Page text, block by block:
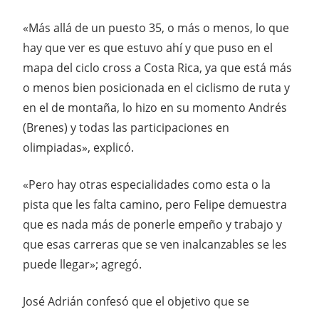
«Más allá de un puesto 35, o más o menos, lo que
hay que ver es que estuvo ahí y que puso en el
mapa del ciclo cross a Costa Rica, ya que está más
o menos bien posicionada en el ciclismo de ruta y
en el de montaña, lo hizo en su momento Andrés
(Brenes) y todas las participaciones en
olimpiadas», explicó.
«Pero hay otras especialidades como esta o la
pista que les falta camino, pero Felipe demuestra
que es nada más de ponerle empeño y trabajo y
que esas carreras que se ven inalcanzables se les
puede llegar»; agregó.
José Adrián confesó que el objetivo que se